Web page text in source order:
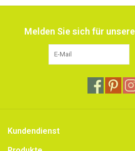
Allgemeine Anwendungen
Verschleißstellen von der linken Seite
Melden Sie sich für
Kundendienst